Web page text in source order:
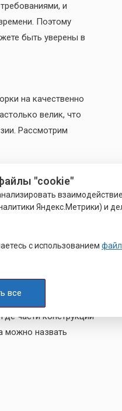
и
Поэтому
быть уверены в
на качественно
велик, что
Рассмотрим
на сильные
при температурных
конструкциях)
части конструкции
можно назвать
"cookie"
взаимодействие
Яндекс.Метрики) и
с использованием
все